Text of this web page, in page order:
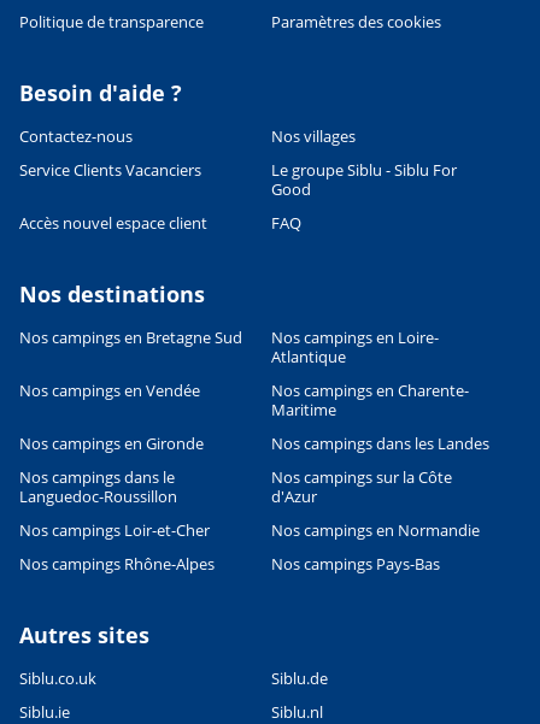
Leaflet|©OpenStreetMapcontributors, Points © 2012 LINZ
Politique de transparence
Paramètres des cookies
Besoin d'aide ?
Contactez-nous
Nos villages
Service Clients Vacanciers
Le groupe Siblu - Siblu For
Good
Accès nouvel espace client
FAQ
Nos destinations
Nos campings en Bretagne Sud
Nos campings en Loire-
Atlantique
Nos campings en Vendée
Nos campings en Charente-
Maritime
Nos campings en Gironde
Nos campings dans les Landes
Nos campings dans le
Languedoc-Roussillon
Nos campings sur la Côte
d'Azur
Nos campings Loir-et-Cher
Nos campings en Normandie
Nos campings Rhône-Alpes
Nos campings Pays-Bas
Autres sites
Siblu.co.uk
Siblu.de
Siblu.ie
Siblu.nl